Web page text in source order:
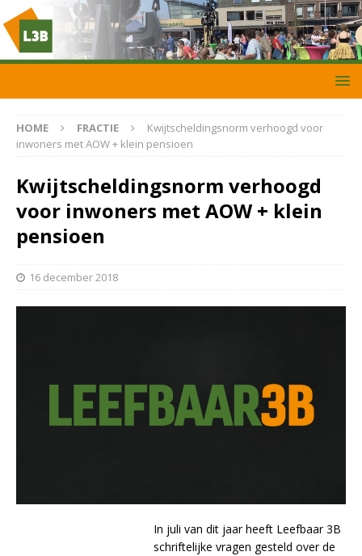
HOME FRACTIE
Kwijtscheldingsnorm verhoogd voor
inwoners met AOW + klein pensioen
Kwijtscheldingsnorm verhoogd
voor inwoners met AOW + klein
pensioen
16 december 2018
In juli van dit jaar heeft Leefbaar 3B
schriftelijke vragen gesteld over de